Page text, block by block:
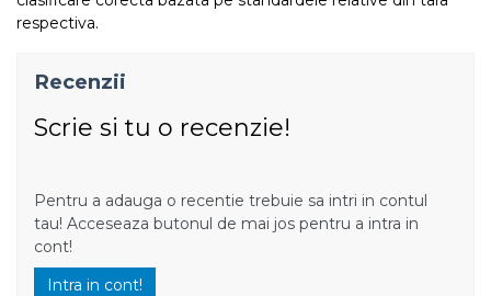
respectiva.
Recenzii
Scrie si tu o recenzie!
Pentru a adauga o recentie trebuie sa intri in contul
tau! Acceseaza butonul de mai jos pentru a intra in
cont!
Intra in cont!